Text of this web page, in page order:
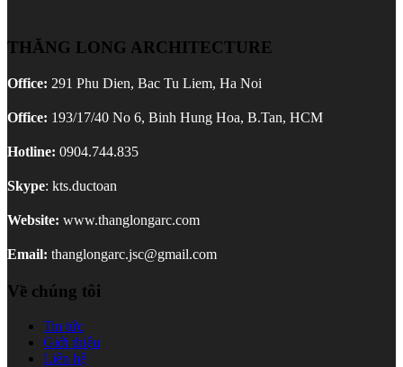
THĂNG LONG ARCHITECTURE
Office: 291 Phu Dien, Bac Tu Liem, Ha Noi
Office: 193/17/40 No 6, Binh Hung Hoa, B.Tan, HCM
Hotline: 0904.744.835
Skype: kts.ductoan
Website: www.thanglongarc.com
Email: thanglongarc.jsc@gmail.com
Về chúng tôi
Tin tức
Giới thiệu
Liên hệ